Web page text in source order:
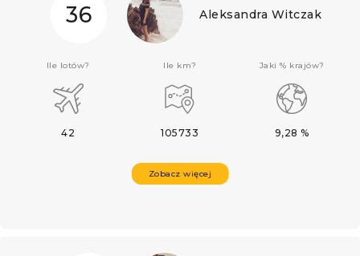
36 Aleksandra Witczak
Zobacz więcej
Ile lotów?
42
Ile km?
105733
Jaki % krajów?
9,28 %